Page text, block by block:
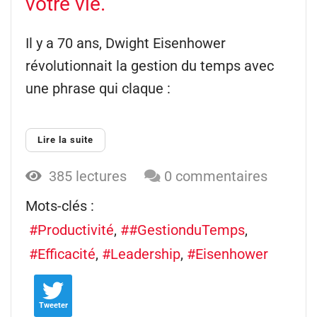
Il y a 70 ans, Dwight Eisenhower
révolutionnait la gestion du temps avec
une phrase qui claque :
Lire la suite
385 lectures
0 commentaires
Mots-clés :
Productivité
#GestionduTemps
Efficacité
Leadership Eisenhower
Tweeter